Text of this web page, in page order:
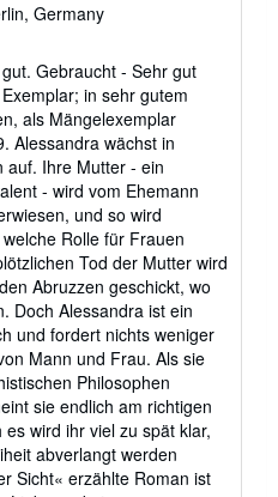
Germany
Gebraucht - Sehr gut
in sehr gutem
als Mängelexemplar
Alessandra wächst in
auf. Ihre Mutter - ein
- wird vom Ehemann
und so wird
Rolle für Frauen
Tod der Mutter wird
Abruzzen geschickt, wo
Doch Alessandra ist ein
und fordert nichts weniger
Mann und Frau. Als sie
Philosophen
sie endlich am richtigen
wird ihr viel zu spät klar,
abverlangt werden
Sicht« erzählte Roman ist